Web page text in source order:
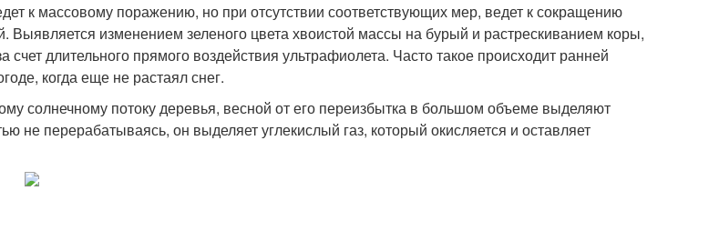
к массовому поражению, но при отсутствии соответствующих мер, ведет к сокращению
Выявляется изменением зеленого цвета хвоистой массы на бурый и растрескиванием коры,
счет длительного прямого воздействия ультрафиолета. Часто такое происходит ранней
когда еще не растаял снег.
солнечному потоку деревья, весной от его переизбытка в большом объеме выделяют
не перерабатываясь, он выделяет углекислый газ, который окисляется и оставляет